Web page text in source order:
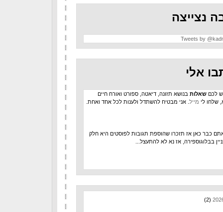
נצייצה
Tweets by
אלי
לכם שאלות בנושא תזונה, דיאטה, ספורט ואורח חיים
שלחו לי מייל . אני מבטיח להשתדל ולענות לכל אחד ואחת.
כבר כאן אז תזכרו שהוספת תגובות לפוסטים היא חלק
בבלוגוספירה, אז נא לא להתעצל...
(2)